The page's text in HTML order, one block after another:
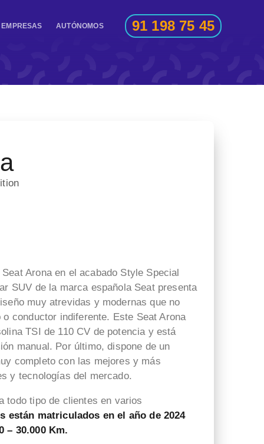
EMPRESAS AUTÓNOMOS 91 198 75 45
Arona en el acabado Style Special
SUV de la marca española Seat presenta
muy atrevidas y modernas que no
conductor indiferente. Este Seat Arona
TSI de 110 CV de potencia y está
manual. Por último, dispone de un
completo con las mejores y más
y tecnologías del mercado.
todo tipo de clientes en varios
están matriculados en el año de 2024
– 30.000 Km.